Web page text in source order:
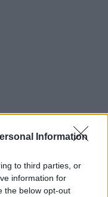
Information
to third parties, or
information for
the below opt-out